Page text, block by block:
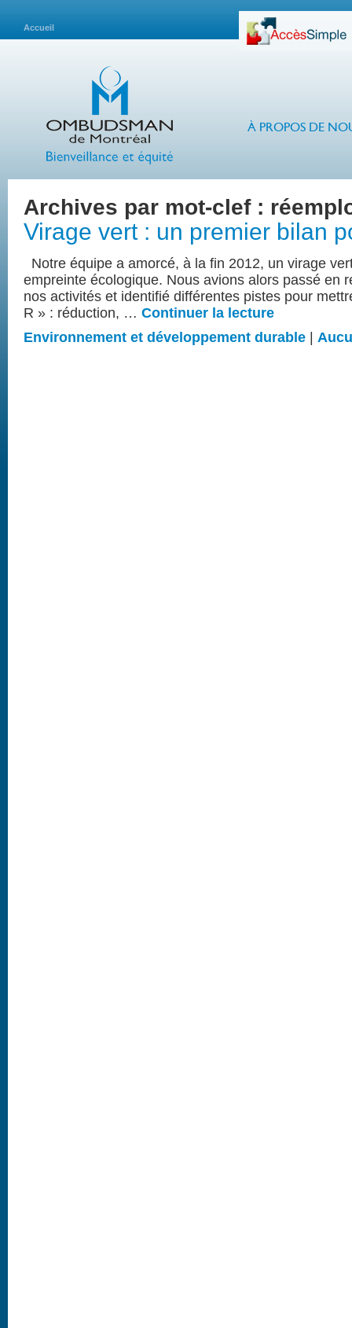
Accueil
À PROPOS DE
Archives par mot-clef :
Virage vert : un premier bilan
Notre équipe a amorcé, à la fin 2012, un virage
empreinte écologique. Nous avions alors passé en
nos activités et identifié différentes pistes pour
R » : réduction, … Continuer la lecture
Environnement et développement durable